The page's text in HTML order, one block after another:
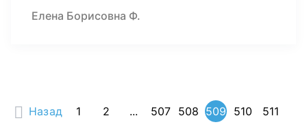
Елена Борисовна Ф.
Назад 1 2 ... 507 508 509 510
511